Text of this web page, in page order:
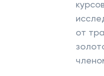
от